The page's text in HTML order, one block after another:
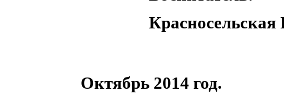
Красносельская
Октябрь 2014 год.